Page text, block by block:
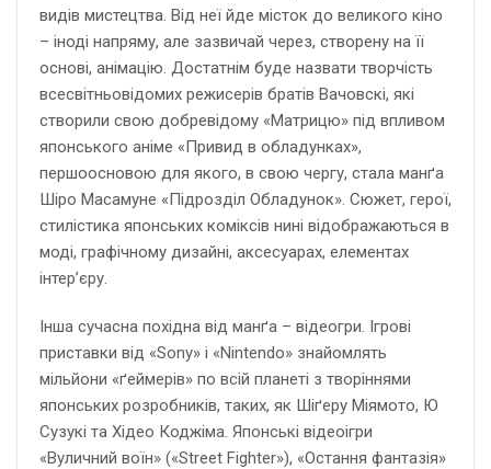
видів мистецтва. Від неї йде місток до великого кіно
– іноді напряму, але зазвичай через, створену на її
основі, анімацію. Достатнім буде назвати творчість
всесвітньовідомих режисерів братів Вачовскі, які
створили свою добревідому «Матрицю» під впливом
японського аніме «Привид в обладунках»,
першоосновою для якого, в свою чергу, стала манґа
Шіро Масамуне «Підрозділ Обладунок». Сюжет, герої,
стилістика японських коміксів нині відображаються в
моді, графічному дизайні, аксесуарах, елементах
інтер’єру.
Інша сучасна похідна від манґа – відеогри. Ігрові
приставки від «Sony» і «Nintendo» знайомлять
мільйони «ґеймерів» по всій планеті з творіннями
японських розробників, таких, як Шіґеру Міямото, Ю
Сузукі та Хідео Коджіма. Японські відеоігри
«Вуличний воїн» («Street Fighter»), «Остання фантазія»